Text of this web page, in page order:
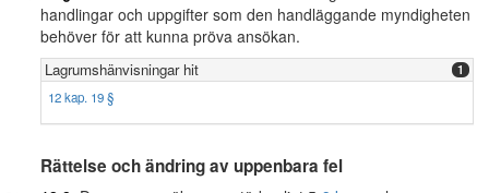
handlingar och uppgifter som den handläggande myndigheten
behöver för att kunna pröva ansökan.
Lagrumshänvisningar hit 1
12 kap. 19 §
Rättelse och ändring av uppenbara fel